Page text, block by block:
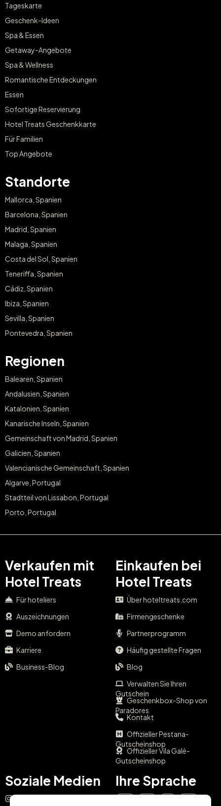
Tageskarte
Geschenk-Ideen
Spa & Essen
Getaway-Angebote
Spa & Wellness
Romantische Entdeckungen
Essen
Sofortige Reservierung
Hotel Treats Geschenkkarte
Für Familien
Top Angebote
Standorte
Mallorca, Spanien
Barcelona, Spanien
Madrid, Spanien
Malaga, Spanien
Costa del Sol, Spanien
Teneriffa, Spanien
Cádiz, Spanien
Ibiza, Spanien
Sevilla, Spanien
Pontevedra, Spanien
Regionen
Balearen, Spanien
Andalusien, Spanien
Katalonien, Spanien
Kanarische Inseln, Spanien
Gemeinschaft von Madrid, Spanien
Galicien, Spanien
Valencianische Gemeinschaft, Spanien
Algarve, Portugal
Stadtteil von Lissabon, Portugal
Porto, Portugal
Verkaufen mit
Hotel Treats
Für hoteliers
Auszeichnungen
Demo anfordern
Karriere
Business-Blog
Einkaufen bei
Hotel Treats
Über hoteltreats.com
Firmengeschenke
Partnerprogramm
Häufig gestellte Fragen
Blog
Verwalten Sie Ihren
Gutschein
Geschenkbox-Shop von
Paradores
Kontakt
Offizieller Pestana-
Gutscheinshop
Offizieller Vila Galé-
Gutscheinshop
Soziale Medien Ihre Sprache